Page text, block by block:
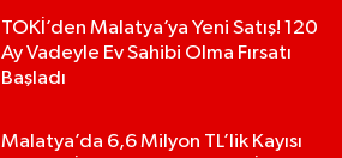
TOKİ’den Malatya’ya Yeni Satış! 120
Ay Vadeyle Ev Sahibi Olma Fırsatı
Başladı
Malatya’da 6,6 Milyon TL’lik Kayısı